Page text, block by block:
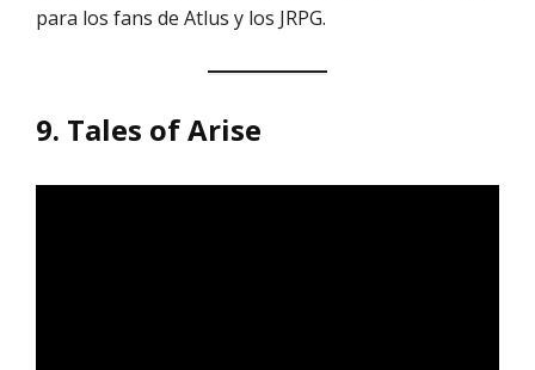
para los fans de Atlus y los JRPG.
9. Tales of Arise